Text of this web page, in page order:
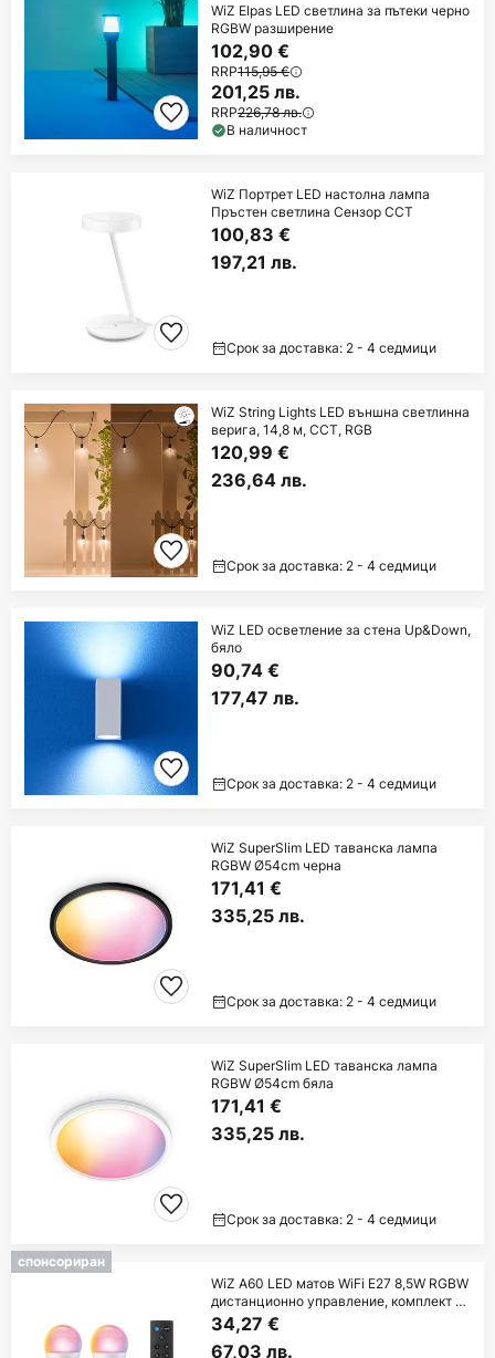
WiZ Elpas LED светлина за пътеки черно
RGBW разширение
102,90 €
RRP115,95 €
201,25 лв.
RRP226,78 лв.
В наличност
WiZ Портрет LED настолна лампа
Пръстен светлина Сензор CCT
100,83 €
197,21 лв.
Срок за доставка: 2 - 4 седмици
WiZ String Lights LED външна светлинна
верига, 14,8 м, CCT, RGB
120,99 €
236,64 лв.
Срок за доставка: 2 - 4 седмици
WiZ LED осветление за стена Up&Down,
бяло
90,74 €
177,47 лв.
Срок за доставка: 2 - 4 седмици
WiZ SuperSlim LED таванска лампа
RGBW Ø54cm черна
171,41 €
335,25 лв.
Срок за доставка: 2 - 4 седмици
WiZ SuperSlim LED таванска лампа
RGBW Ø54cm бяла
171,41 €
335,25 лв.
Срок за доставка: 2 - 4 седмици
спонсориран
WiZ A60 LED матов WiFi E27 8,5W RGBW
дистанционно управление, комплект от
2 броя
34,27 €
67,03 лв.